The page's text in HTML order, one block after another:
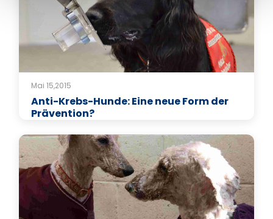
Mai 15,2015
Anti-Krebs-Hunde: Eine neue Form der
Prävention?